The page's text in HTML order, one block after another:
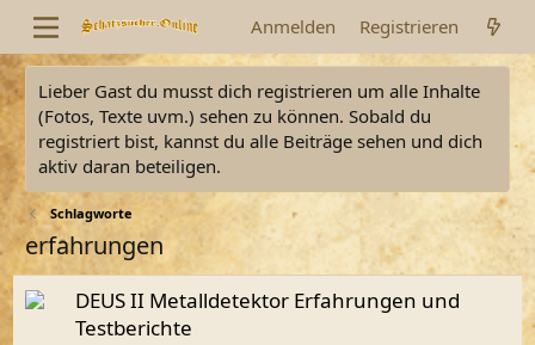
Anmelden Registrieren
Lieber Gast du musst dich registrieren um alle Inhalte
(Fotos, Texte uvm.) sehen zu können. Sobald du
registriert bist, kannst du alle Beiträge sehen und dich
aktiv daran beteiligen.
Schlagworte
erfahrungen
DEUS II Metalldetektor Erfahrungen und
Testberichte